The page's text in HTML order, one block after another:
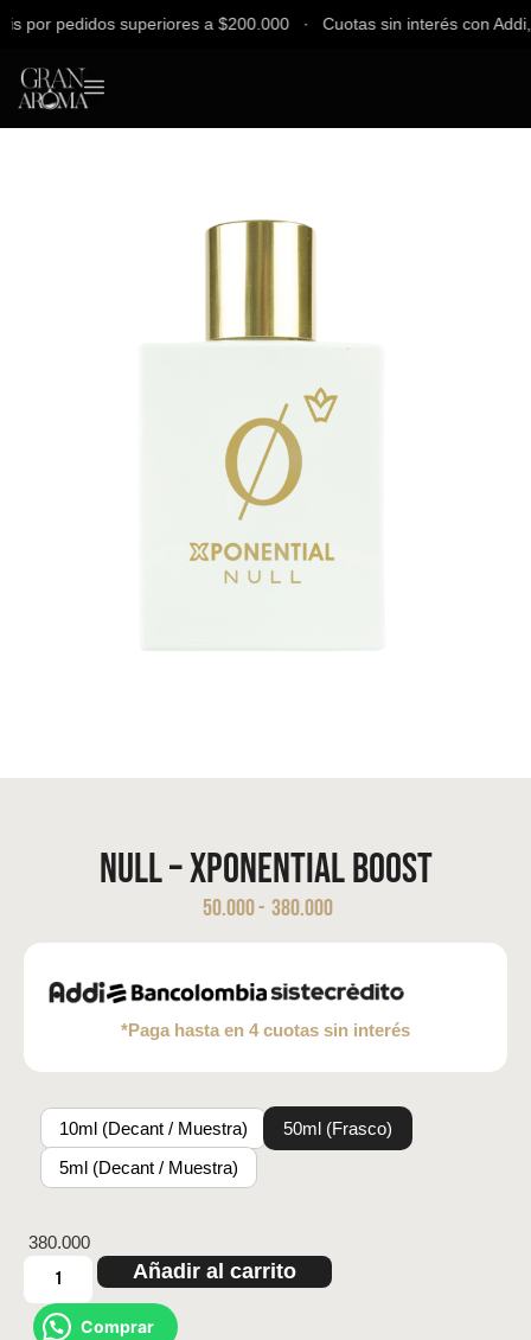
pedidos superiores a $200.000 ∙ Cuotas sin interés con Addi,
Null – Xponential Boost
50.000- 380.000
*Paga hasta en 4 cuotas sin interés
10ml (Decant / Muestra)
50ml (Frasco)
5ml (Decant / Muestra)
380.000
Añadir al carrito
Comprar